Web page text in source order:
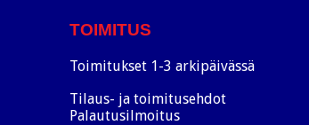
TOIMITUS
Toimitukset 1-3 arkipäivässä
Tilaus- ja toimitusehdot
Palautusilmoitus